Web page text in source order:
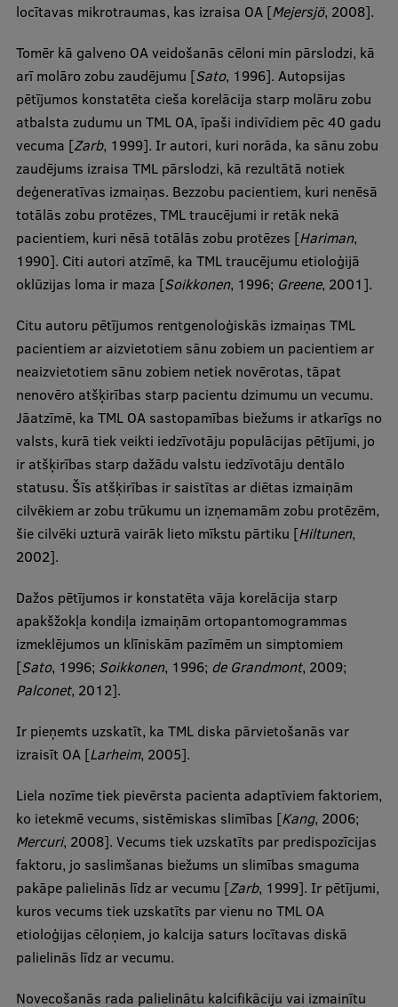
locītavas mikrotraumas, kas izraisa OA [Mejersjö, 2008].
Tomēr kā galveno OA veidošanās cēloni min pārslodzi, kā
arī molāro zobu zaudējumu [Sato, 1996]. Autopsijas
pētījumos konstatēta cieša korelācija starp molāru zobu
atbalsta zudumu un TML OA, īpaši indivīdiem pēc 40 gadu
vecuma [Zarb, 1999]. Ir autori, kuri norāda, ka sānu zobu
zaudējums izraisa TML pārslodzi, kā rezultātā notiek
deģeneratīvas izmaiņas. Bezzobu pacientiem, kuri nenēsā
totālās zobu protēzes, TML traucējumi ir retāk nekā
pacientiem, kuri nēsā totālās zobu protēzes [Hariman,
1990]. Citi autori atzīmē, ka TML traucējumu etioloģijā
oklūzijas loma ir maza [Soikkonen, 1996; Greene, 2001].
Citu autoru pētījumos rentgenoloģiskās izmaiņas TML
pacientiem ar aizvietotiem sānu zobiem un pacientiem ar
neaizvietotiem sānu zobiem netiek novērotas, tāpat
nenovēro atšķirības starp pacientu dzimumu un vecumu.
Jāatzīmē, ka TML OA sastopamības biežums ir atkarīgs no
valsts, kurā tiek veikti iedzīvotāju populācijas pētījumi, jo
ir atšķirības starp dažādu valstu iedzīvotāju dentālo
statusu. Šīs atšķirības ir saistītas ar diētas izmaiņām
cilvēkiem ar zobu trūkumu un izņemamām zobu protēzēm,
šie cilvēki uzturā vairāk lieto mīkstu pārtiku [Hiltunen,
2002].
Dažos pētījumos ir konstatēta vāja korelācija starp
apakšžokļa kondiļa izmaiņām ortopantomogrammas
izmeklējumos un klīniskām pazīmēm un simptomiem
[Sato, 1996; Soikkonen, 1996; de Grandmont, 2009;
Palconet, 2012].
Ir pieņemts uzskatīt, ka TML diska pārvietošanās var
izraisīt OA [Larheim, 2005].
Liela nozīme tiek pievērsta pacienta adaptīviem faktoriem,
ko ietekmē vecums, sistēmiskas slimības [Kang, 2006;
Mercuri, 2008]. Vecums tiek uzskatīts par predispozīcijas
faktoru, jo saslimšanas biežums un slimības smaguma
pakāpe palielinās līdz ar vecumu [Zarb, 1999]. Ir pētījumi,
kuros vecums tiek uzskatīts par vienu no TML OA
etioloģijas cēloņiem, jo kalcija saturs locītavas diskā
palielinās līdz ar vecumu.
Novecošanās rada palielinātu kalcifikāciju vai izmainītu